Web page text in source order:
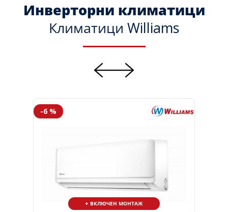
Инверторни климатици
Климатици Williams
-6 %
+ ВКЛЮЧЕН МОНТАЖ